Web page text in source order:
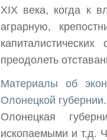
XIX века, когда к
аграрную,
преодолеть
Материалы об
Олонецкой
Олонецкая
ископаемыми и т.д.